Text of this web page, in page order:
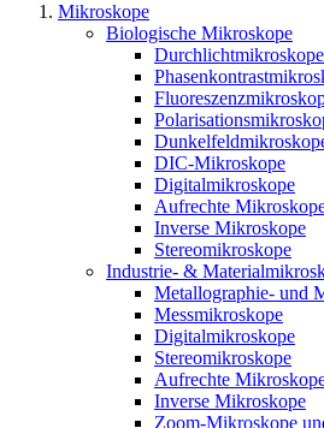
Mikroskope
Biologische Mikroskope
Durchlichtmikroskope
DIC-Mikroskope
Digitalmikroskope
Aufrechte
Inverse Mikroskope
Stereomikroskope
Industrie- &
Metallographie- und
Messmikroskope
Digitalmikroskope
Stereomikroskope
Aufrechte
Inverse Mikroskope
Zoom-Mikroskope